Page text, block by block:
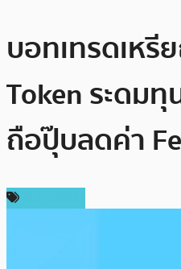
บอทเทรดเหรี
Token ระดมทุ
ถือปุ๊บลดค่า